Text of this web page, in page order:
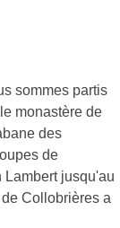
sommes partis
monastère de
des
de
Lambert jusqu'au
Collobrières a